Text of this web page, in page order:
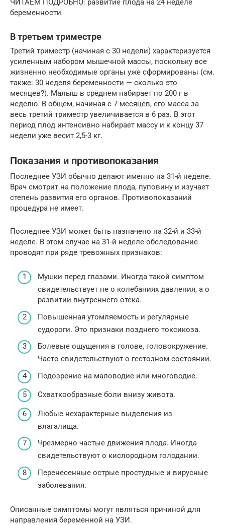
ЧИТАЕМ ПОДРОБНО: развитие плода на 24 неделе
беременности
В третьем триместре
Третий триместр (начиная с 30 недели) характеризуется
усиленным набором мышечной массы, поскольку все
жизненно необходимые органы уже сформированы (см.
также: 30 неделя беременности — сколько это
месяцев?). Малыш в среднем набирает по 200 г в
неделю. В общем, начиная с 7 месяцев, его масса за
весь третий триместр увеличивается в 6 раз. В этот
период плод интенсивно набирает массу и к концу 37
недели уже весит 2,5-3 кг.
Показания и противопоказания
Последнее УЗИ обычно делают именно на 31-й неделе.
Врач смотрит на положение плода, пуповину и изучает
степень развития его органов. Противопоказаний
процедура не имеет.
Последнее УЗИ может быть назначено на 32-й и 33-й
неделе. В этом случае на 31-й неделе обследование
проводят при ряде тревожных признаков:
Мушки перед глазами. Иногда такой симптом
свидетельствует не о колебаниях давления, а о
развитии внутреннего отека.
Повышенная утомляемость и регулярные
судороги. Это признаки позднего токсикоза.
Болевые ощущения в голове, головокружение.
Часто свидетельствуют о гестозном состоянии.
Подозрение на маловодие или многоводие.
Схваткообразные боли внизу живота.
Любые нехарактерные выделения из
влагалища.
Чрезмерно частые движения плода. Иногда
свидетельствуют о кислородном голодании.
Перенесенные острые простудные и вирусные
заболевания.
Описанные симптомы могут являться причиной для
направления беременной на УЗИ.